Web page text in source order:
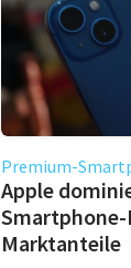
Premium-
Apple
Marktanteile